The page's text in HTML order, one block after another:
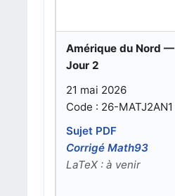
Amérique du Nord —
Jour 2
21 mai 2026
Code : 26-MATJ2AN1
Sujet PDF
Corrigé Math93
LaTeX : à venir